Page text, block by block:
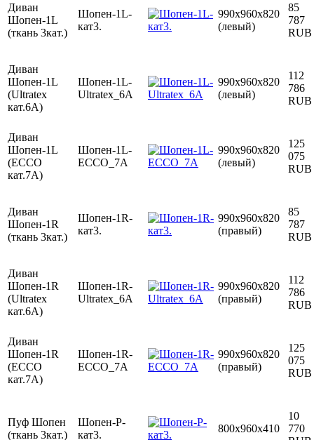
Диван
Шопен-1L
(ткань 3кат.)
Шопен-1L-
кат3.
990х960х820
(левый)
85
787
RUB
Диван
Шопен-1L
(Ultratex
кат.6A)
Шопен-1L-
Ultratex_6А
990х960х820
(левый)
112
786
RUB
Диван
Шопен-1L
(ECCO
кат.7A)
Шопен-1L-
ECCO_7А
990х960х820
(левый)
125
075
RUB
Диван
Шопен-1R
(ткань 3кат.)
Шопен-1R-
кат3.
990х960х820
(правый)
85
787
RUB
Диван
Шопен-1R
(Ultratex
кат.6A)
Шопен-1R-
Ultratex_6А
990х960х820
(правый)
112
786
RUB
Диван
Шопен-1R
(ECCO
кат.7A)
Шопен-1R-
ECCO_7А
990х960х820
(правый)
125
075
RUB
Пуф Шопен
(ткань 3кат.)
Шопен-P-
кат3.
800х960х410
10
770